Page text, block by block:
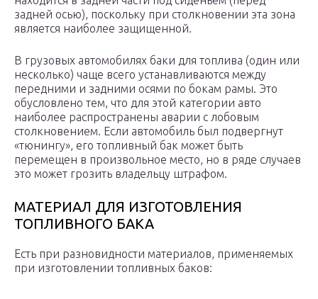
задней осью), поскольку при столкновении эта зона
является наиболее защищенной.
В грузовых автомобилях баки для топлива (один или
несколько) чаще всего устанавливаются между
передними и задними осями по бокам рамы. Это
обусловлено тем, что для этой категории авто
наиболее распространены аварии с лобовым
столкновением. Если автомобиль был подвергнут
«тюнингу», его топливный бак может быть
перемещен в произвольное место, но в ряде случаев
это может грозить владельцу штрафом.
МАТЕРИАЛ ДЛЯ ИЗГОТОВЛЕНИЯ
ТОПЛИВНОГО БАКА
Есть при разновидности материалов, применяемых
при изготовлении топливных баков: